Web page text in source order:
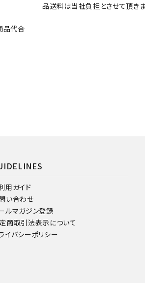
品代合
品送料は当社負担とさせて頂きま
用ガイド
い合わせ
ルマガジン登録
商取引法表示について
イバシーポリシー